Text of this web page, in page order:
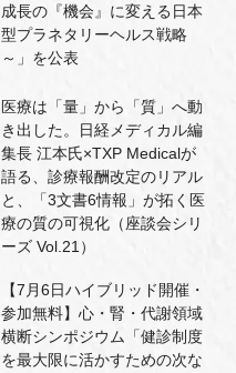
成長の『機会』に変える日本
型プラネタリーヘルス戦略
～」を公表
医療は「量」から「質」へ動
き出した。日経メディカル編
集長 江本氏×TXP Medicalが
語る、診療報酬改定のリアル
と、「3文書6情報」が拓く医
療の質の可視化（座談会シリ
ーズ Vol.21）
【7月6日ハイブリッド開催・
参加無料】心・腎・代謝領域
横断シンポジウム「健診制度
を最大限に活かすための次な